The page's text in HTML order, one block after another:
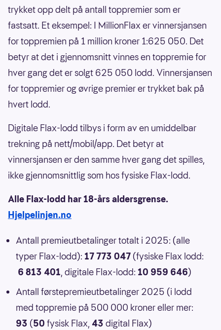
trykket opp delt på antall toppremier som er
fastsatt. Et eksempel: I MillionFlax er vinnersjansen
for toppremien på 1 million kroner 1:625 050. Det
betyr at det i gjennomsnitt vinnes en toppremie for
hver gang det er solgt 625 050 lodd. Vinnersjansen
for toppremier og øvrige premier er trykket bak på
hvert lodd.
Digitale Flax-lodd tilbys i form av en umiddelbar
trekning på nett/mobil/app. Det betyr at
vinnersjansen er den samme hver gang det spilles,
ikke gjennomsnittlig som hos fysiske Flax-lodd.
Alle Flax-lodd har 18-års aldersgrense.
Hjelpelinjen.no
Antall premieutbetalinger totalt i 2025: (alle
typer Flax-lodd): 17 773 047 (fysiske Flax lodd:
6 813 401, digitale Flax-lodd: 10 959 646)
Antall førstepremieutbetalinger 2025 (i lodd
med toppremie på 500 000 kroner eller mer:
93 (50 fysisk Flax, 43 digital Flax)